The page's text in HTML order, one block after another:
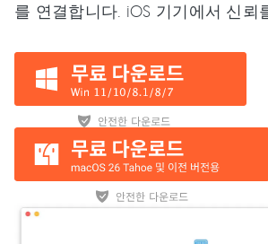
를 연결합니다. iOS 기기에서 신뢰